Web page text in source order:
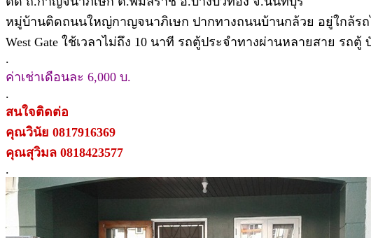
หมู่บ้านติดถนนใหญ่กาญจนาภิเษก ปากทางถนนบ้านกล้วย อยู่ใกล้ร
West Gate ใช้เวลาไม่ถึง 10 นาที รถตู้ประจำทางผ่านหลายสาย รถ
.
ค่าเช่าเดือนละ 6,000 บ.
.
สนใจติดต่อ
คุณวินัย 0817916369
คุณสุวิมล 0818423577
.